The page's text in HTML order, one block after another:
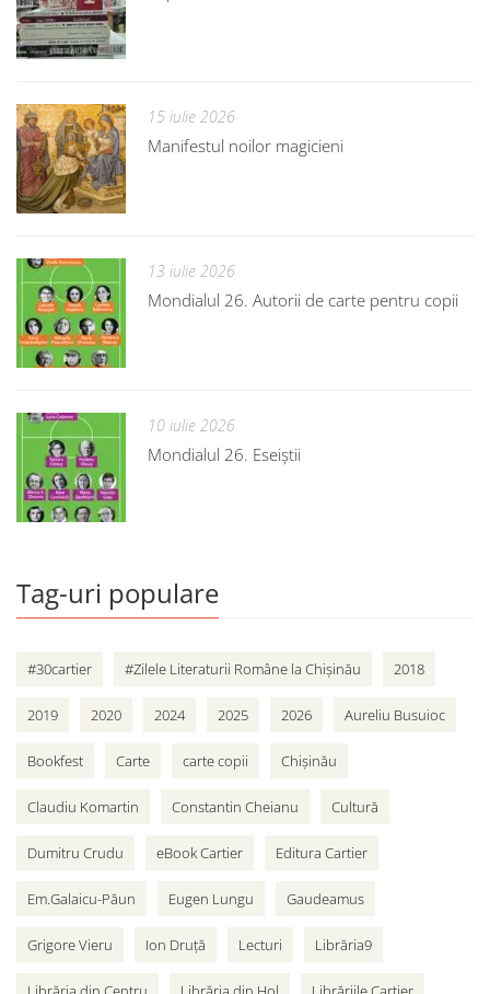
15 iulie 2026
Manifestul noilor magicieni
13 iulie 2026
Mondialul 26. Autorii de carte pentru copii
10 iulie 2026
Mondialul 26. Eseiștii
Tag-uri populare
#30cartier #Zilele Literaturii Române la Chișinău 2018
2019 2020 2024 2025 2026 Aureliu Busuioc
Bookfest Carte carte copii Chișinău
Claudiu Komartin Constantin Cheianu Cultură
Dumitru Crudu eBook Cartier Editura Cartier
Em.Galaicu-Păun Eugen Lungu Gaudeamus
Grigore Vieru Ion Druță Lecturi Librăria9